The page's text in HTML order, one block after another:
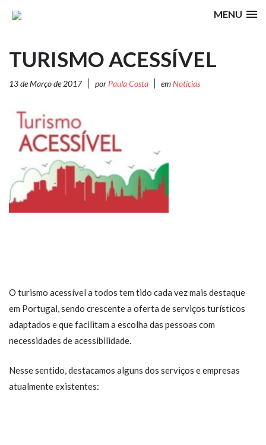
MENU
TURISMO ACESSÍVEL
13 de Março de 2017 por Paula Costa emNotícias
O turismo acessível a todos tem tido cada vez mais destaque
em Portugal, sendo crescente a oferta de serviços turísticos
adaptados e que facilitam a escolha das pessoas com
necessidades de acessibilidade.
Nesse sentido, destacamos alguns dos serviços e empresas
atualmente existentes: